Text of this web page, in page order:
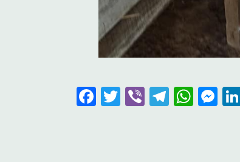
Facebook
Twitter
Viber